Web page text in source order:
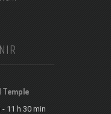
Temple
- 11 h 30 min